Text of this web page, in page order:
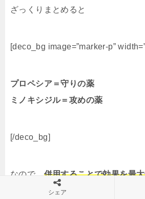
ざっくりまとめると
[deco_bg image=”marker-p”
プロペシア＝守りの薬
ミノキシジル＝攻めの薬
[/deco_bg]
なので、 併用することで効果を最
とですね！シェア